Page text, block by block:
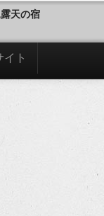
、⑬季節のデザ
なる場合がござ
わりません。
をかけた地卵の
天の宿
イト